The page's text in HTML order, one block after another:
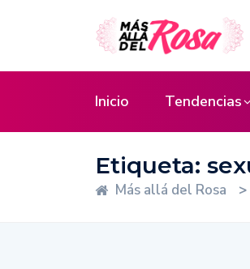
Inicio Tendencias
Etiqueta:
Más allá del Rosa >